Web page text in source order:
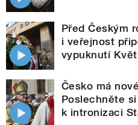
Před Českým
i veřejnost
vypuknutí
Česko má
Poslechněte
k intronizaci